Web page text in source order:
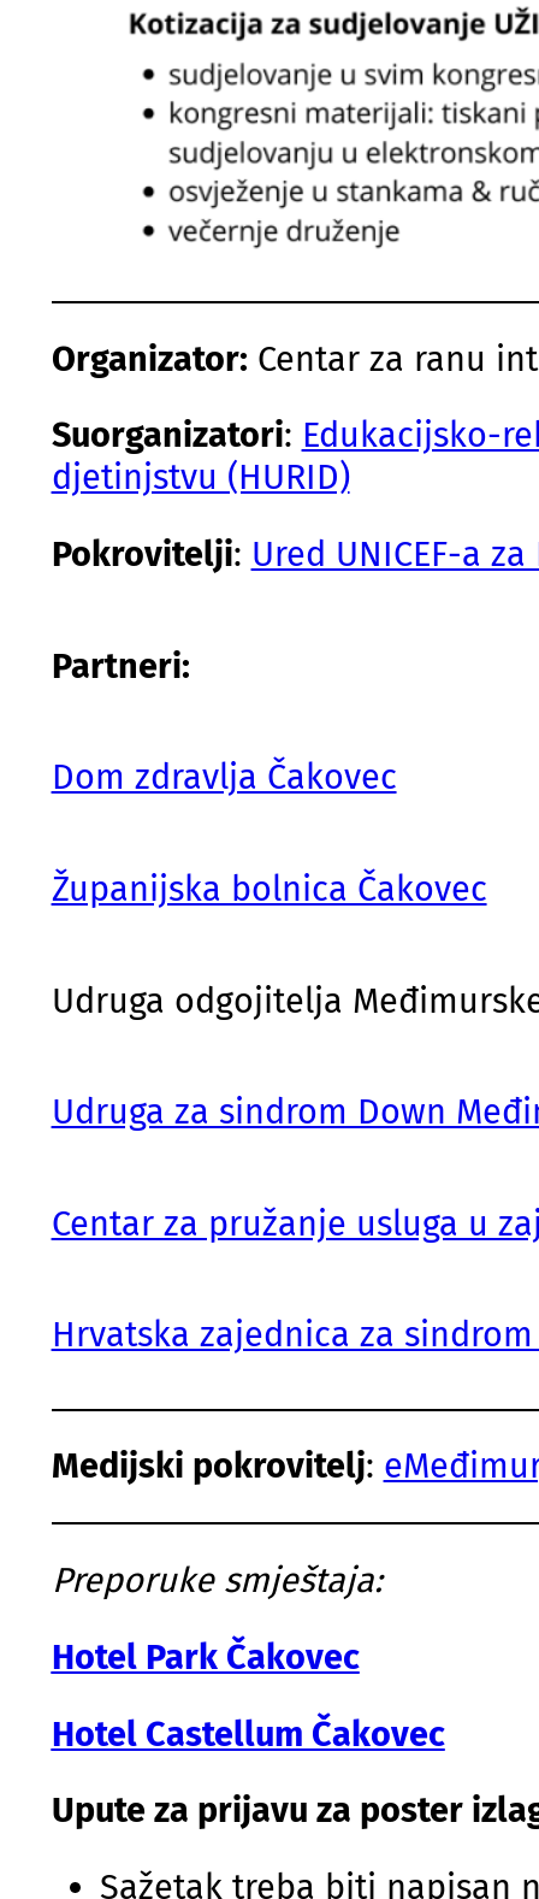
Organizator: Centar za ranu
Suorganizatori: Edukacijsko-
djetinjstvu (HURID)
Pokrovitelji: Ured UNICEF-a
Partneri:
Dom zdravlja Čakovec
Županijska bolnica Čakovec
Udruga odgojitelja
Udruga za sindrom Down
Centar za pružanje usluga u
Hrvatska zajednica za
Medijski pokrovitelj:
Preporuke smještaja:
Hotel Park Čakovec
Hotel Castellum Čakovec
Upute za prijavu za poster
Sažetak treba biti napisan